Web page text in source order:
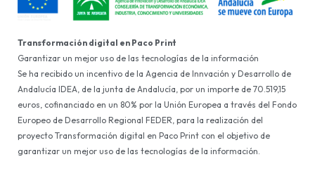
Transformación digital en Paco Print
Garantizar un mejor uso de las tecnologías de la información
Se ha recibido un incentivo de la Agencia de Innvación y Desarrollo de
Andalucía IDEA, de la junta de Andalucía, por un importe de 70.519,15
euros, cofinanciado en un 80% por la Unión Europea a través del Fondo
Europeo de Desarrollo Regional FEDER, para la realización del
proyecto Transformación digital en Paco Print con el objetivo de
garantizar un mejor uso de las tecnologías de la información.